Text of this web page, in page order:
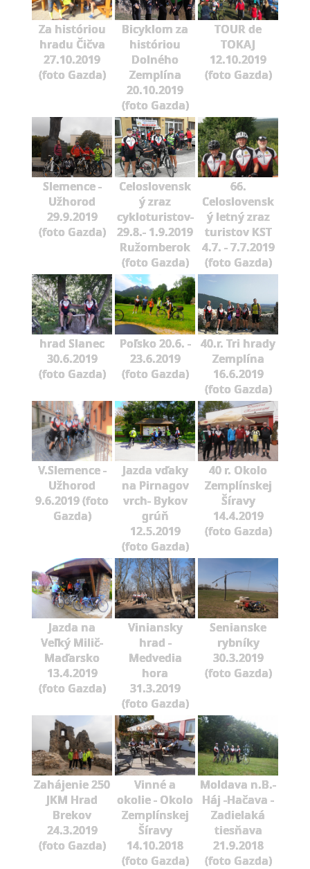
Za históriou
hradu Čičva
27.10.2019
(foto Gazda)
Bicyklom za
históriou
Dolného
Zemplína
20.10.2019
(foto Gazda)
TOUR de
TOKAJ
12.10.2019
(foto Gazda)
Slemence -
Užhorod
29.9.2019
(foto Gazda)
Celoslovensk
ý zraz
cykloturistov-
29.8.- 1.9.2019
Ružomberok
(foto Gazda)
66.
Celoslovensk
ý letný zraz
turistov KST
4.7. - 7.7.2019
(foto Gazda)
hrad Slanec
30.6.2019
(foto Gazda)
Poľsko 20.6. -
23.6.2019
(foto Gazda)
40.r. Tri hrady
Zemplína
16.6.2019
(foto Gazda)
V.Slemence -
Užhorod
9.6.2019 (foto
Gazda)
Jazda vďaky
na Pirnagov
vrch- Bykov
grúň
12.5.2019
(foto Gazda)
40 r. Okolo
Zemplínskej
Šíravy
14.4.2019
(foto Gazda)
Jazda na
Veľký Milič-
Maďarsko
13.4.2019
(foto Gazda)
Viniansky
hrad -
Medvedia
hora
31.3.2019
(foto Gazda)
Senianske
rybníky
30.3.2019
(foto Gazda)
Zahájenie 250
JKM Hrad
Brekov
24.3.2019
(foto Gazda)
Vinné a
okolie - Okolo
Zemplínskej
Šíravy
14.10.2018
(foto Gazda)
Moldava n.B.-
Háj -Hačava -
Zadielaká
tiesňava
21.9.2018
(foto Gazda)